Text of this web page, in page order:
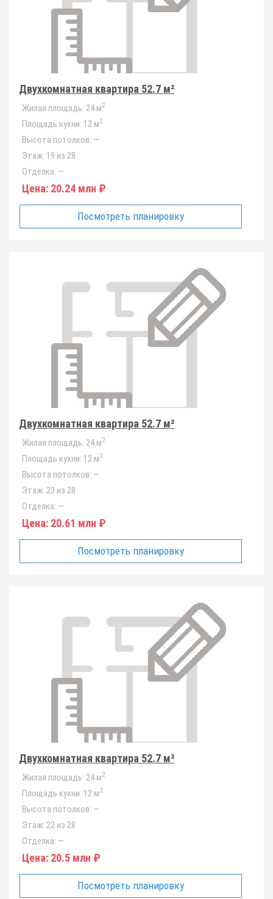
Двухкомнатная квартира 52.7 м²
Жилая площадь: 24 м2
Площадь кухни: 12 м2
Высота потолков: —
Этаж: 19 из 28
Отделка: —
Цена: 20.24 млн ₽
Посмотреть планировку
Двухкомнатная квартира 52.7 м²
Жилая площадь: 24 м2
Площадь кухни: 12 м2
Высота потолков: —
Этаж: 23 из 28
Отделка: —
Цена: 20.61 млн ₽
Посмотреть планировку
Двухкомнатная квартира 52.7 м²
Жилая площадь: 24 м2
Площадь кухни: 12 м2
Высота потолков: —
Этаж: 22 из 28
Отделка: —
Цена: 20.5 млн ₽
Посмотреть планировку